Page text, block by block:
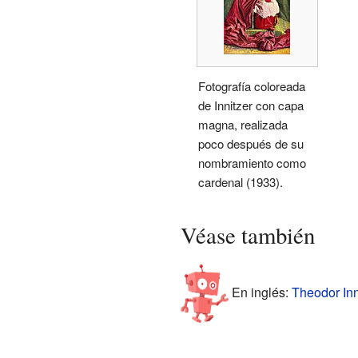
Fotografía coloreada
de Innitzer con capa
magna, realizada
poco después de su
nombramiento como
cardenal (1933).
Véase también
En inglés: Theodor